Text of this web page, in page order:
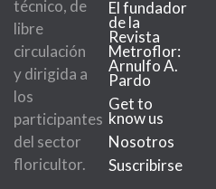
técnico, de
libre
circulación
y dirigida a
los
participantes
del sector
floricultor.
El fundador
de la
Revista
Metroflor:
Arnulfo A.
Pardo
Get to
know us
Nosotros
Suscribirse